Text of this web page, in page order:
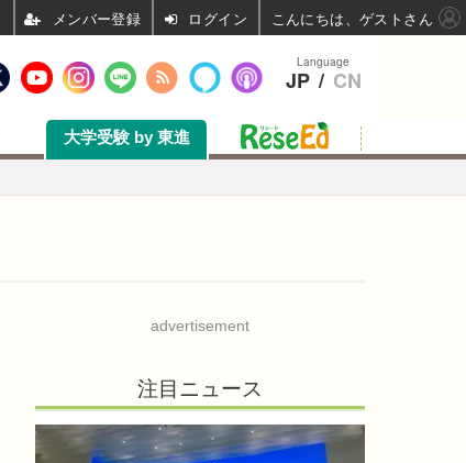
大学受験 by 東進
advertisement
注目ニュース
Language
JP / CN
ログイン こんにちは、ゲストさん